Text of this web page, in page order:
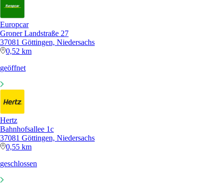
Europcar
Groner Landstraße 27
37081 Göttingen, Niedersachs
0,52 km
geöffnet
Hertz
Bahnhofsallee 1c
37081 Göttingen, Niedersachs
0,55 km
geschlossen